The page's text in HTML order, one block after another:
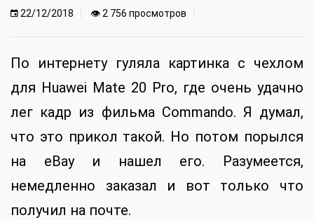
22/12/2018 👁 2 756 просмотров
По интернету гуляла картинка с чехлом
для Huawei Mate 20 Pro, где очень удачно
лег кадр из фильма Commando. Я думал,
что это прикол такой. Но потом порылся
на eBay и нашел его. Разумеется,
немедленно заказал и вот только что
получил на почте.